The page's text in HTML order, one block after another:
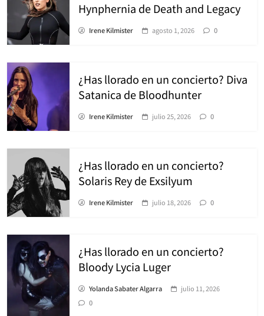
Hynphernia de Death and Legacy
Irene Kilmister agosto 1, 2026 0
¿Has llorado en un concierto? Diva
Satanica de Bloodhunter
Irene Kilmister julio 25, 2026 0
¿Has llorado en un concierto?
Solaris Rey de Exsilyum
Irene Kilmister julio 18, 2026 0
¿Has llorado en un concierto?
Bloody Lycia Luger
Yolanda Sabater Algarra
julio 11, 2026
0